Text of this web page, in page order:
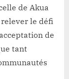
de Akua
le défi
de
tant